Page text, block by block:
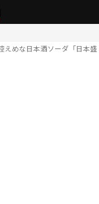
めな日本酒ソーダ「日本盛